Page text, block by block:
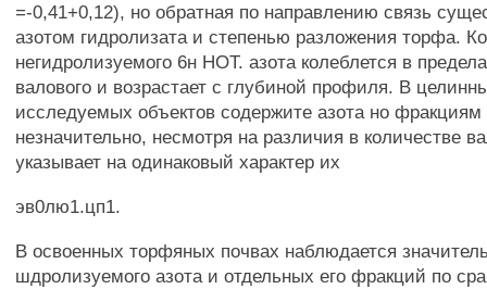
=-0,41+0,12), но обратная по направлению связь
азотом гидролизата и степенью разложения торфа.
негидролизуемого 6н НОТ. азота колеблется в
валового и возрастает с глубиной профиля. В
исследуемых объектов содержите азота но
незначительно, несмотря на различия в количестве
указывает на одинаковый характер их
эв0лю1.цп1.
В освоенных торфяных почвах наблюдается
шдролизуемого азота и отдельных его фракций по